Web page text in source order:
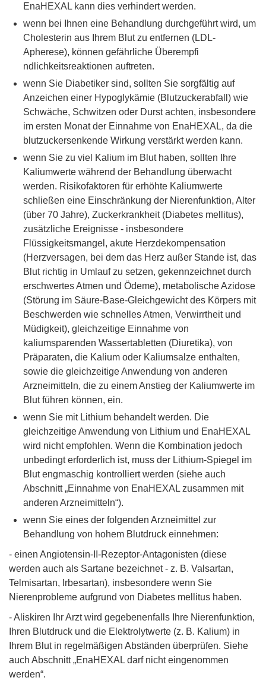
EnaHEXAL kann dies verhindert werden.
wenn bei Ihnen eine Behandlung durchgeführt wird, um
Cholesterin aus Ihrem Blut zu entfernen (LDL-
Apherese), können gefährliche Überempfi
ndlichkeitsreaktionen auftreten.
wenn Sie Diabetiker sind, sollten Sie sorgfältig auf
Anzeichen einer Hypoglykämie (Blutzuckerabfall) wie
Schwäche, Schwitzen oder Durst achten, insbesondere
im ersten Monat der Einnahme von EnaHEXAL, da die
blutzuckersenkende Wirkung verstärkt werden kann.
wenn Sie zu viel Kalium im Blut haben, sollten Ihre
Kaliumwerte während der Behandlung überwacht
werden. Risikofaktoren für erhöhte Kaliumwerte
schließen eine Einschränkung der Nierenfunktion, Alter
(über 70 Jahre), Zuckerkrankheit (Diabetes mellitus),
zusätzliche Ereignisse - insbesondere
Flüssigkeitsmangel, akute Herzdekompensation
(Herzversagen, bei dem das Herz außer Stande ist, das
Blut richtig in Umlauf zu setzen, gekennzeichnet durch
erschwertes Atmen und Ödeme), metabolische Azidose
(Störung im Säure-Base-Gleichgewicht des Körpers mit
Beschwerden wie schnelles Atmen, Verwirrtheit und
Müdigkeit), gleichzeitige Einnahme von
kaliumsparenden Wassertabletten (Diuretika), von
Präparaten, die Kalium oder Kaliumsalze enthalten,
sowie die gleichzeitige Anwendung von anderen
Arzneimitteln, die zu einem Anstieg der Kaliumwerte im
Blut führen können, ein.
wenn Sie mit Lithium behandelt werden. Die
gleichzeitige Anwendung von Lithium und EnaHEXAL
wird nicht empfohlen. Wenn die Kombination jedoch
unbedingt erforderlich ist, muss der Lithium-Spiegel im
Blut engmaschig kontrolliert werden (siehe auch
Abschnitt „Einnahme von EnaHEXAL zusammen mit
anderen Arzneimitteln“).
wenn Sie eines der folgenden Arzneimittel zur
Behandlung von hohem Blutdruck einnehmen:
- einen Angiotensin-II-Rezeptor-Antagonisten (diese
werden auch als Sartane bezeichnet - z. B. Valsartan,
Telmisartan, Irbesartan), insbesondere wenn Sie
Nierenprobleme aufgrund von Diabetes mellitus haben.
- Aliskiren Ihr Arzt wird gegebenenfalls Ihre Nierenfunktion,
Ihren Blutdruck und die Elektrolytwerte (z. B. Kalium) in
Ihrem Blut in regelmäßigen Abständen überprüfen. Siehe
auch Abschnitt „EnaHEXAL darf nicht eingenommen
werden“.